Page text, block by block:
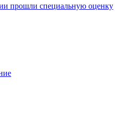
прошли специальную оценку